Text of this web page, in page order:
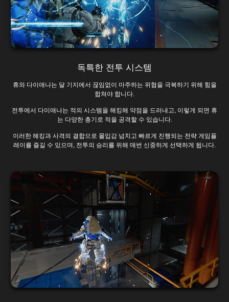
독특한 전투 시스템
휴와 다이애나는 달 기지에서 끊임없이 마주하는 위협을 극복하기 위해 힘을
합쳐야 합니다.
전투에서 다이애나는 적의 시스템을 해킹해 약점을 드러내고, 이렇게 되면 휴
는 다양한 총기로 적을 공격할 수 있습니다.
이러한 해킹과 사격의 결합으로 몰입감 넘치고 빠르게 진행되는 전략 게임플
레이를 즐길 수 있으며, 전투의 승리를 위해 매번 신중하게 선택하게 됩니다.